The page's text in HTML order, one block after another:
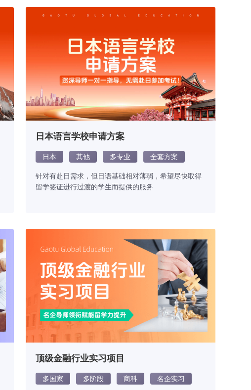
日本语言学校申请方案
日本 其他 多专业 全套方案
针对有赴日需求，但日语基础相对薄弱，希望尽快取得
留学签证进行过渡的学生而提供的服务
顶级金融行业实习项目
多国家 多阶段 商科 名企实习